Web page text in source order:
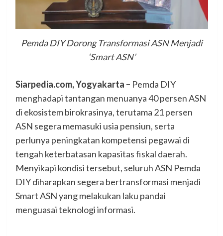
Pemda DIY Dorong Transformasi ASN Menjadi
‘Smart ASN’
Siarpedia.com, Yogyakarta – Pemda DIY
menghadapi tantangan menuanya 40 persen ASN
di ekosistem birokrasinya, terutama 21 persen
ASN segera memasuki usia pensiun, serta
perlunya peningkatan kompetensi pegawai di
tengah keterbatasan kapasitas fiskal daerah.
Menyikapi kondisi tersebut, seluruh ASN Pemda
DIY diharapkan segera bertransformasi menjadi
Smart ASN yang melakukan laku pandai
menguasai teknologi informasi.